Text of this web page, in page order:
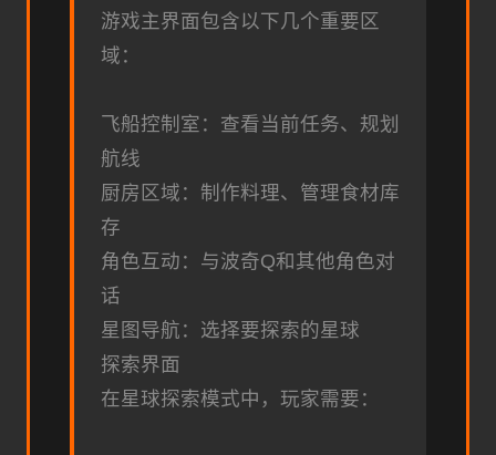
游戏主界面包含以下几个重要区
域：
飞船控制室：查看当前任务、规划
航线
厨房区域：制作料理、管理食材库
存
角色互动：与波奇Q和其他角色对
话
星图导航：选择要探索的星球
探索界面
在星球探索模式中，玩家需要：